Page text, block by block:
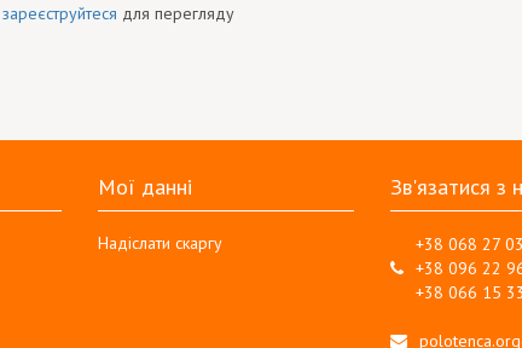
зареєструйтеся для перегляду
Мої данні
Надіслати скаргу
Зв'язатися з
+38 068 27
+38 096 22
+38 066 15